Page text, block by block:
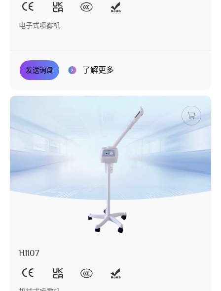
电子式喷雾机
发送询盘 了解更多
H1107